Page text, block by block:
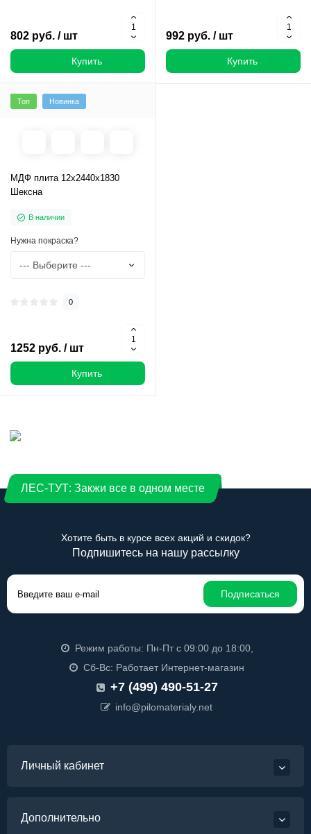
802 руб. / шт
Купить
992 руб. / шт
Купить
Топ Новинка
МДФ плита 12х2440х1830
Шексна
В наличии
Нужна покраска?
0
1252 руб. / шт
Купить
ЛЕС-ТУТ: Закжи все в одном месте
Хотите быть в курсе всех акций и скидок?
Подпишитесь на нашу рассылку
Подписаться
Режим работы: Пн-Пт с 09:00 до 18:00,
Сб-Вс: Работает Интернет-магазин
+7 (499) 490-51-27
info@pilomaterialy.net
Личный кабинет
Дополнительно